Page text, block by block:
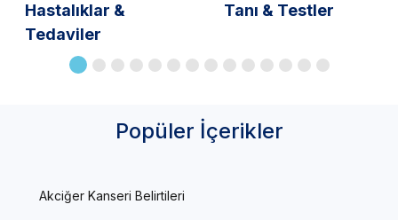
Hastalıklar &
Tedaviler
Tanı & Testler
Popüler İçerikler
Akciğer Kanseri Belirtileri